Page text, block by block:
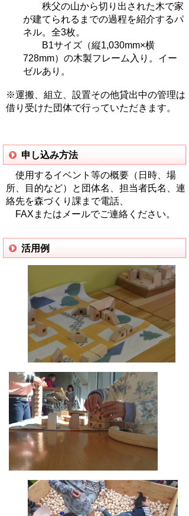
秩父の山から切り出された木で家
が建てられるまでの過程を紹介するパ
ネル。全3枚。
B1サイズ（縦1,030mm×横
728mm）の木製フレーム入り。イー
ゼルあり。
※運搬、組立、設置その他貸出中の管理は
借り受けた団体で行っていただきます。
申し込み方法
使用するイベント等の概要（日時、場
所、目的など）と団体名、担当者氏名、連
絡先を森づくり課まで電話、
FAXまたはメールでご連絡ください。
活用例